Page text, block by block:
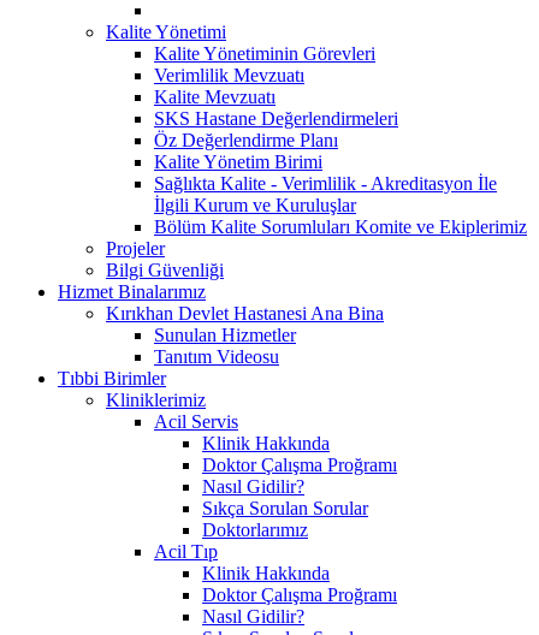
Kalite Yönetimi
Kalite Yönetiminin Görevleri
Verimlilik Mevzuatı
Kalite Mevzuatı
SKS Hastane Değerlendirmeleri
Öz Değerlendirme Planı
Kalite Yönetim Birimi
Sağlıkta Kalite - Verimlilik - Akreditasyon İle
İlgili Kurum ve Kuruluşlar
Bölüm Kalite Sorumluları Komite ve Ekiplerimiz
Projeler
Bilgi Güvenliği
Hizmet Binalarımız
Kırıkhan Devlet Hastanesi Ana Bina
Sunulan Hizmetler
Tanıtım Videosu
Tıbbi Birimler
Kliniklerimiz
Acil Servis
Klinik Hakkında
Doktor Çalışma Proğramı
Nasıl Gidilir?
Sıkça Sorulan Sorular
Doktorlarımız
Acil Tıp
Klinik Hakkında
Doktor Çalışma Proğramı
Nasıl Gidilir?